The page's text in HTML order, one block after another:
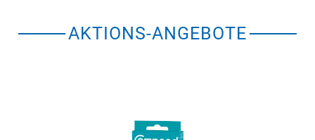
AKTIONS-ANGEBOTE